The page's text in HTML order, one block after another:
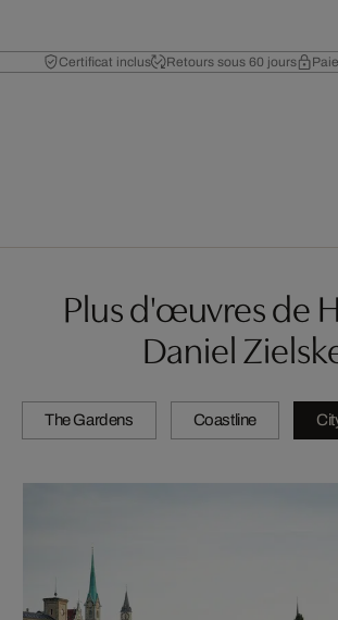
Certificat inclus Retours sous 60 jours
Plus d'œuvres de
Daniel
The Gardens Coastline